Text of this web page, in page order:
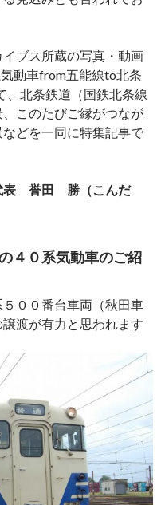
ブス所蔵の写真・動画
動車from五能線to北条
、北条鉄道（国鉄北条線
このたびご縁がつなが
どを一同に特集記事で
表 誉田 勝（こんだ
４０系気動車のご紹
００番台車両（秋田車
渡が有力と思われます